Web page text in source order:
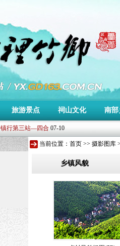
旅游景点 祠山文化 南部
东亭山地车赛赛事公告11-13
镇行第三站—四合 07-10
乡镇行单车骑行 07-05
乡镇行单车骑行
07-02
东亭山地车赛赛事公告11-13
07-10
07-05
乡镇行单车骑行
07-05
游推介站测试上线! 07-02
当前位置： 首页 >> 摄影图库
乡镇风貌